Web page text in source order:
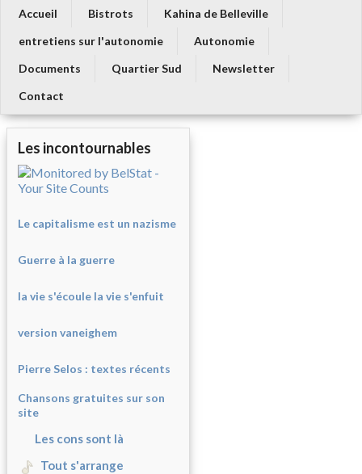
Accueil Bistrots
Kahina de Belleville
entretiens sur l'autonomie
Autonomie
Documents
Quartier Sud
Newsletter
Contact
Les incontournables
Le capitalisme est un nazisme
Guerre à la guerre
la vie s'écoule la vie s'enfuit
version vaneighem
Pierre Selos : textes récents
Chansons gratuites sur son
site
Les cons sont là
Tout s'arrange